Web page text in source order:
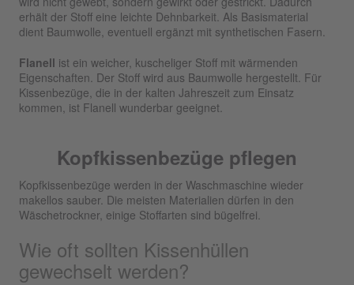
erhält der Stoff eine leichte Dehnbarkeit. Als Basismaterial
dient Baumwolle, eventuell ergänzt mit synthetischen Fasern.
Flanell ist ein weicher, kuscheliger Stoff mit wärmenden
Eigenschaften. Der Stoff wird aus Baumwolle hergestellt. Für
Kissenbezüge, die in der kalten Jahreszeit zum Einsatz
kommen, ist Flanell wunderbar geeignet.
Kopfkissenbezüge pflegen
Kopfkissenbezüge werden in der Waschmaschine wieder
makellos sauber. Die meisten Materialien dürfen in den
Wäschetrockner, einige Stoffarten sind bügelfrei.
Wie oft sollten Kissenhüllen
gewechselt werden?